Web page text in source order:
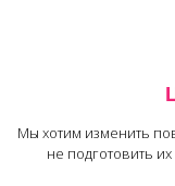
Мы хотим изменить
не подготовить